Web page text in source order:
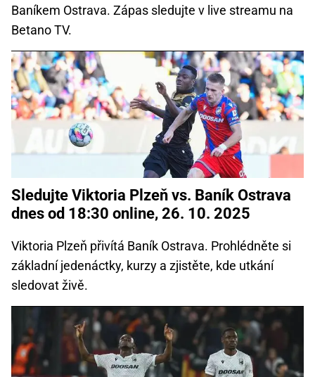
Baníkem Ostrava. Zápas sledujte v live streamu na
Betano TV.
Sledujte Viktoria Plzeň vs. Baník Ostrava
dnes od 18:30 online, 26. 10. 2025
Viktoria Plzeň přivítá Baník Ostrava. Prohlédněte si
základní jedenáctky, kurzy a zjistěte, kde utkání
sledovat živě.